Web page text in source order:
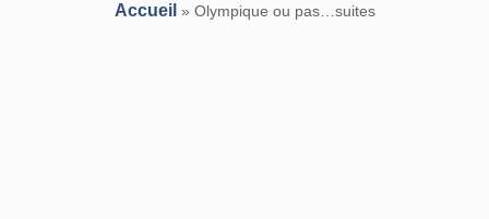
Accueil » Olympique ou pas…suites